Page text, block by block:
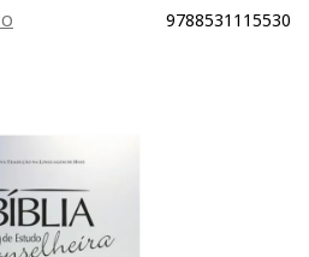
9788531115530